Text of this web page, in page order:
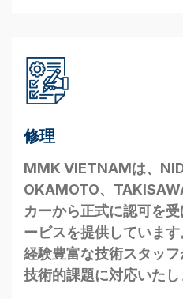
修理
MMK VIETNAMは、
OKAMOTO、
カーから正式に認可を
ービスを提供しています
経験豊富な技術スタッ
技術的課題に対応いたし